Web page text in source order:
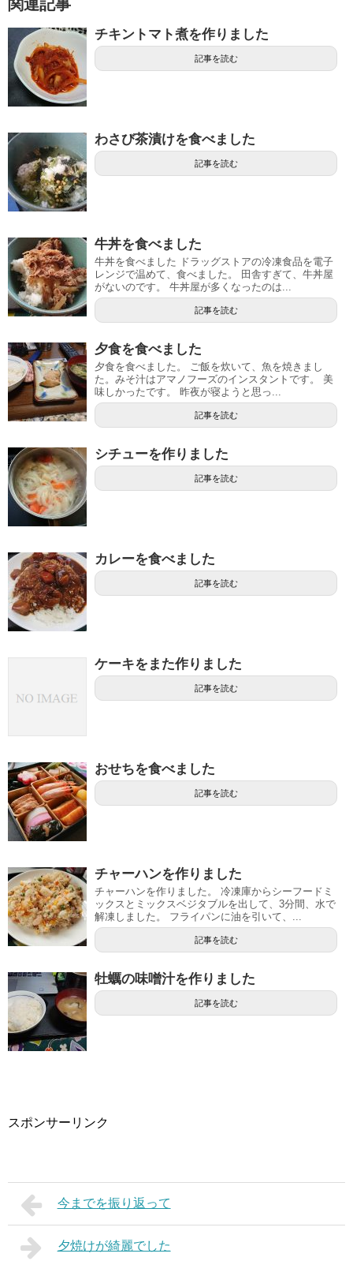
関連記事
チキントマト煮を作りました
記事を読む
わさび茶漬けを食べました
記事を読む
牛丼を食べました
牛丼を食べました ドラッグストアの冷凍食品を電子
レンジで温めて、食べました。 田舎すぎて、牛丼屋
がないのです。 牛丼屋が多くなったのは...
記事を読む
夕食を食べました
夕食を食べました。 ご飯を炊いて、魚を焼きまし
た。みそ汁はアマノフーズのインスタントです。 美
味しかったです。 昨夜が寝ようと思っ...
記事を読む
シチューを作りました
記事を読む
カレーを食べました
記事を読む
ケーキをまた作りました
記事を読む
おせちを食べました
記事を読む
チャーハンを作りました
チャーハンを作りました。 冷凍庫からシーフードミ
ックスとミックスベジタブルを出して、3分間、水で
解凍しました。 フライパンに油を引いて、...
記事を読む
牡蠣の味噌汁を作りました
記事を読む
スポンサーリンク
今までを振り返って
夕焼けが綺麗でした